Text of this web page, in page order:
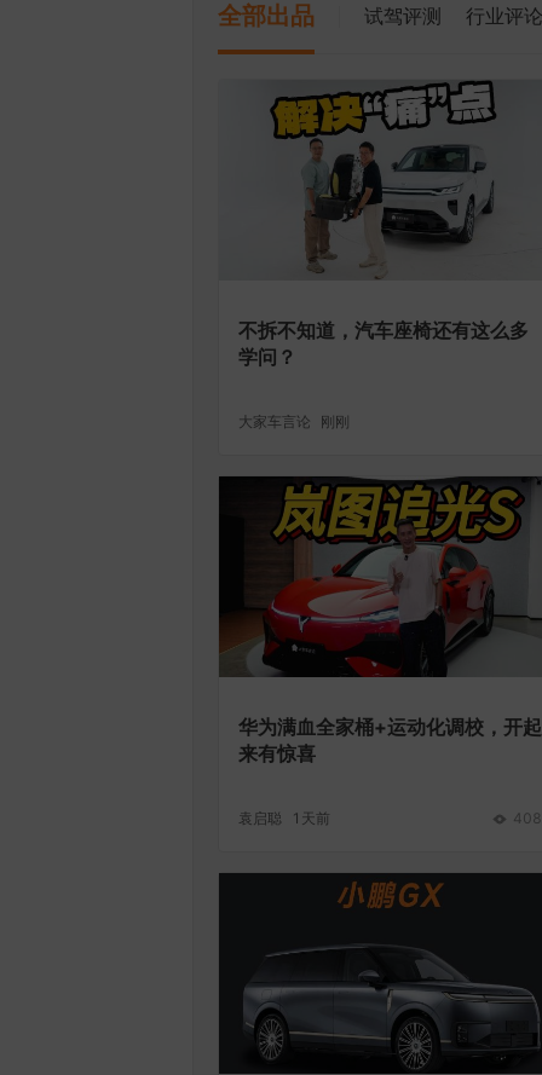
全部出品 试驾评测 行业评论
不拆不知道，汽车座椅还有这么多
学问？
大家车言论 刚刚
华为满血全家桶+运动化调校，开起
来有惊喜
袁启聪 1天前 408